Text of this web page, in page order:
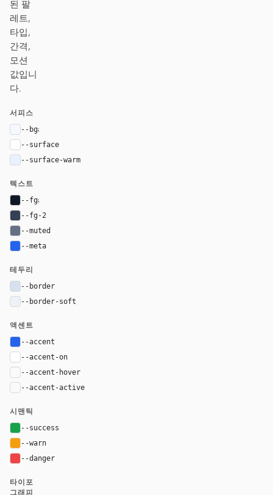
된 팔
레트,
타입,
간격,
모션
값입니
다.
서피스
--bg#f5f8ff
--surface
--surface-warm
텍스트
--fg#101828
--fg-2
--muted
--meta
테두리
--border
--border-soft
액센트
--accent
--accent-on
--accent-hover
--accent-active
시맨틱
--success
--warn
--danger
타이포
그래피